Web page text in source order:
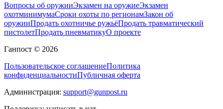
Вопросы об оружииЭкзамен на оружиеЭкзамен
охотминимумаСроки охоты по регионамЗакон об
оружииПродать охотничье ружьёПродать травматический
пистолетПродать пневматикуО проекте
Ганпост © 2026
Пользовательское соглашениеПолитика
конфиденциальностиПубличная оферта
Администрация: support@gunpost.ru